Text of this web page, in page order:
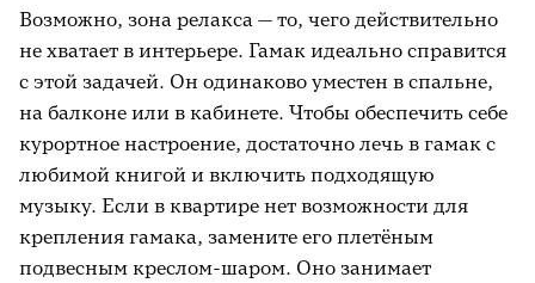
Возможно, зона релакса — то, чего действительно
не хватает в интерьере. Гамак идеально справится
с этой задачей. Он одинаково уместен в спальне,
на балконе или в кабинете. Чтобы обеспечить себе
курортное настроение, достаточно лечь в гамак с
любимой книгой и включить подходящую
музыку. Если в квартире нет возможности для
крепления гамака, замените его плетёным
подвесным креслом-шаром. Оно занимает